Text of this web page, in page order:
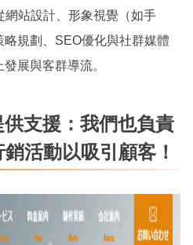
網站設計、形象視覺（如手
規劃、SEO優化與社群媒體
展與客群導流。
支援：我們也負責
活動以吸引顧客！